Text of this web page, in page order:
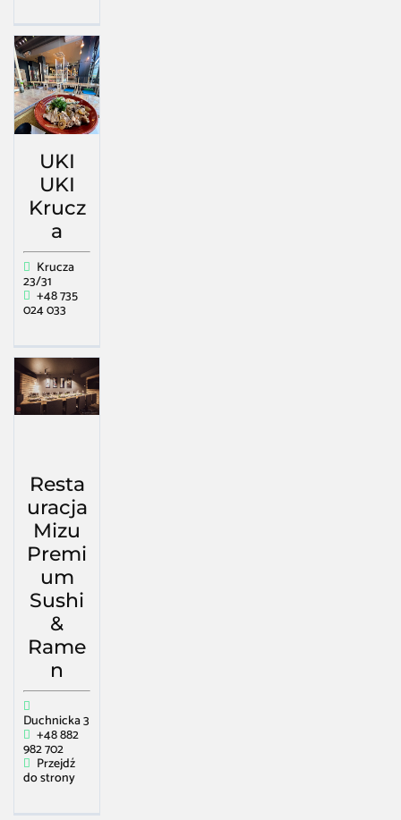
UKI
UKI
Krucz
a
Krucza
23/31
+48 735
024 033
Resta
uracja
Mizu
Premi
um
Sushi
&
Rame
n
Duchnicka 3
+48 882
982 702
Przejdź
do strony